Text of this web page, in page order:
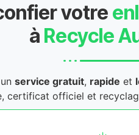
votre
à Recycle
service gratuit, rapide et
certificat officiel et